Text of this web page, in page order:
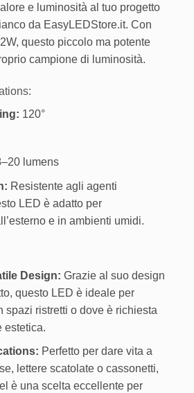
e luminosità al tuo progetto
da EasyLEDStore.it. Con
questo piccolo ma potente
campione di luminosità.
120°
lumens
Resistente agli agenti
LED è adatto per
e in ambienti umidi.
Design: Grazie al suo design
questo LED è ideale per
spazi ristretti o dove è richiesta
estetica.
Perfetto per dare vita a
lettere scatolate o cassonetti,
è una scelta eccellente per